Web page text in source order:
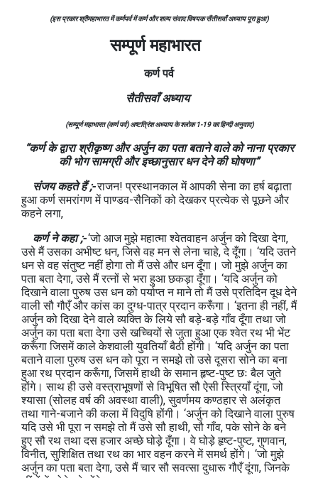
(इस प्रकार श्रीमहाभारत में कर्णपर्व में कर्ण और शल्य संवाद विषयक सैंतीसवाँ अध्याय पूरा हुआ)
सम्पूर्ण महाभारत
कर्णपर्व
सैतीसवाँ अध्याय
(सम्पूर्ण महाभारत (कर्ण पर्व) अष्टत्रिंश अध्याय के श्लोक 1-19 का हिन्दी अनुवाद)
“कर्ण के द्वारा श्रीकृष्ण और अर्जुन का पता बताने वाले को नाना प्रकार
की भोग सामग्री और इच्छानुसार धन देने की घोषणा”
संजय कहते हैं ;-राजन! प्रस्थानकाल में आपकी सेना का हर्ष बढ़ाता
हुआ कर्ण समरांगण में पाण्डव-सैनिकों को देखकर प्रत्येक से पूछने और
कहने लगा,
कर्ण ने कहा ;-‘जो आज मुझे महात्मा श्वेतवाहन अर्जुन को दिखा देगा,
उसे मैं उसका अभीष्ट धन, जिसे वह मन से लेना चाहे, दे दूँगा। ‘यदि उतने
धन से वह संतुष्ट नहीं होगा तो मैं उसे और धन दूँगा। जो मुझे अर्जुन का
पता बता देगा, उसे मैं रत्नों से भरा हुआ छकड़ा दूँगा। ‘यदि अर्जुन को
दिखाने वाला पुरुष उस धन को पर्याप्त न माने तो मैं उसे प्रतिदिन दूध देने
वाली सौ गौएँ और कांस का दुग्ध-पात्र प्रदान करूँगा। ‘इतना ही नहीं, मैं
अर्जुन को दिखा देने वाले व्यक्ति के लिये सौ बड़े-बड़े गाँव दूँगा तथा जो
अर्जुन का पता बता देगा उसे खच्चियों से जुता हुआ एक श्वेत रथ भी भेंट
करूँगा जिसमें काले केशवाली युवतियाँ बैठी होंगी। ‘यदि अर्जुन का पता
बताने वाला पुरुष उस धन को पूरा न समझे तो उसे दूसरा सोने का बना
हुआ रथ प्रदान करूँगा, जिसमें हाथी के समान हृष्ट-पुष्ट छः बैल जुते
होंगे। साथ ही उसे वस्त्राभूषणों से विभूषित सौ ऐसी स्त्रियाँ दूंगा, जो
श्यासा (सोलह वर्ष की अवस्था वाली), सुवर्णमय कण्ठहार से अलंकृत
तथा गाने-बजाने की कला में विदुषि होंगी। ‘अर्जुन को दिखाने वाला पुरुष
यदि उसे भी पूरा न समझे तो मैं उसे सौ हाथी, सौ गाँव, पके सोने के बने
हुए सौ रथ तथा दस हजार अच्छे घोड़े दूँगा। वे घोड़े हृष्ट-पुष्ट, गुणवान,
विनीत, सुशिक्षित तथा रथ का भार वहन करने में समर्थ होंगे। ‘जो मुझे
अर्जुन का पता बता देगा, उसे मैं चार सौ सवत्सा दुधारू गौएँ दूंगा, जिनके